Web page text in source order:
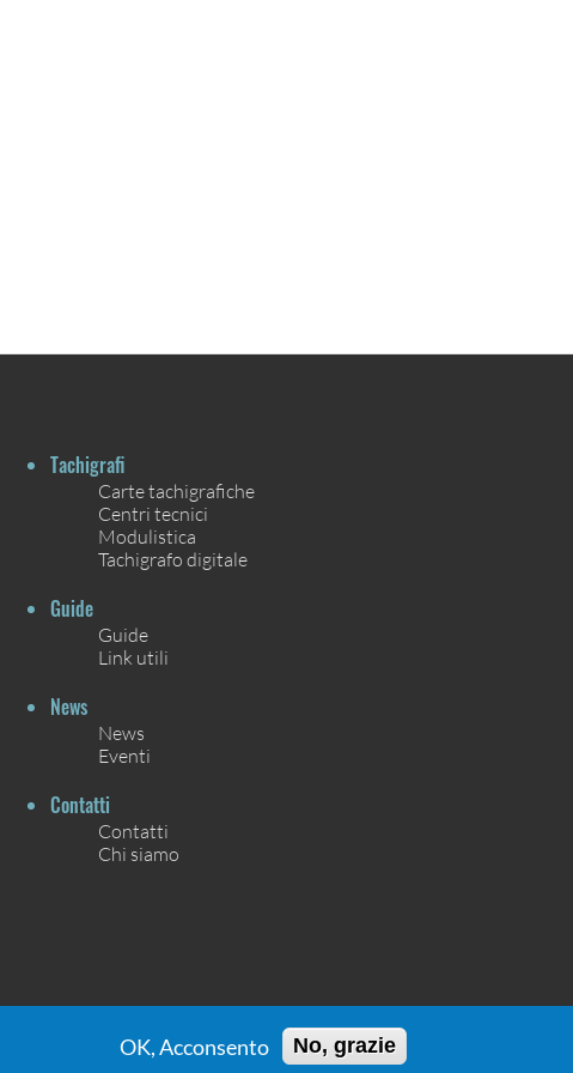
Tachigrafi
Carte tachigrafiche
Centri tecnici
Modulistica
Tachigrafo digitale
Guide
Guide
Link utili
News
News
Eventi
Contatti
Contatti
Chi siamo
OK, Acconsento No, grazie